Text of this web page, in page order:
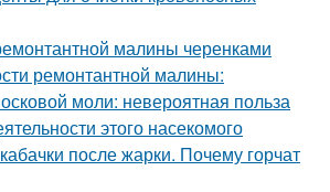
малины черенками
ремонтантной малины:
моли: невероятная польза
этого насекомого
после жарки. Почему горчат